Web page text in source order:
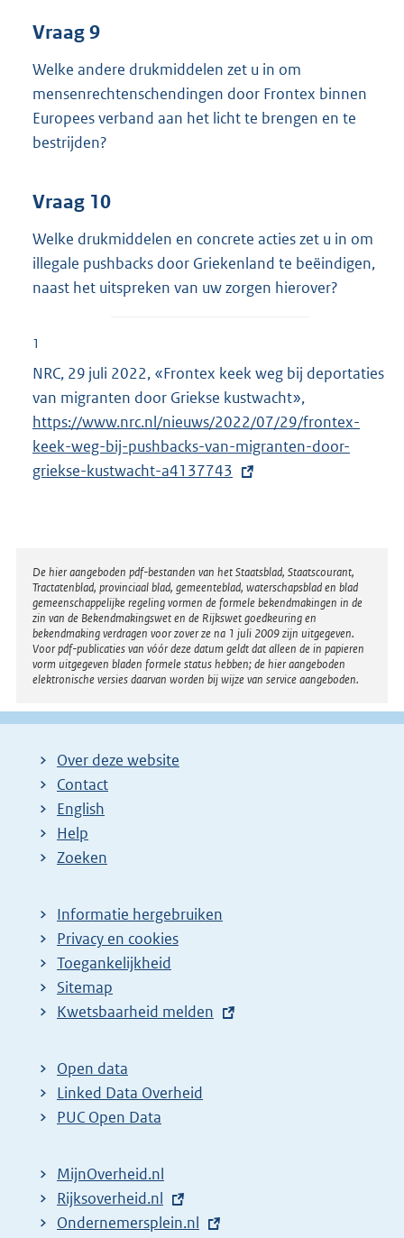
Vraag 9
Welke andere drukmiddelen zet u in om
mensenrechtenschendingen door Frontex binnen
Europees verband aan het licht te brengen en te
bestrijden?
Vraag 10
Welke drukmiddelen en concrete acties zet u in om
illegale pushbacks door Griekenland te beëindigen,
naast het uitspreken van uw zorgen hierover?
1
NRC, 29 juli 2022, «Frontex keek weg bij deportaties
van migranten door Griekse kustwacht»,
x
t
l
i
n
k
:
https://www.nrc.nl/nieuws/2022/07/29/frontex-
keek-weg-bij-pushbacks-van-migranten-door-
griekse-kustwacht-a4137743
Disclaimer
De hier aangeboden pdf-bestanden van het Staatsblad, Staatscourant,
Tractatenblad, provinciaal blad, gemeenteblad, waterschapsblad en blad
gemeenschappelijke regeling vormen de formele bekendmakingen in de
zin van de Bekendmakingswet en de Rijkswet goedkeuring en
bekendmaking verdragen voor zover ze na 1 juli 2009 zijn uitgegeven.
Voor pdf-publicaties van vóór deze datum geldt dat alleen de in papieren
vorm uitgegeven bladen formele status hebben; de hier aangeboden
elektronische versies daarvan worden bij wijze van service aangeboden.
Over deze website
Contact
English
Help
Zoeken
Informatie hergebruiken
Privacy en cookies
Toegankelijkheid
Sitemap
E
t
e
r
l
i
n
Kwetsbaarheid melden
Open data
Linked Data Overheid
PUC Open Data
MijnOverheid.nl
E
x
Rijksoverheid.nl
E
Ondernemersplein.nl